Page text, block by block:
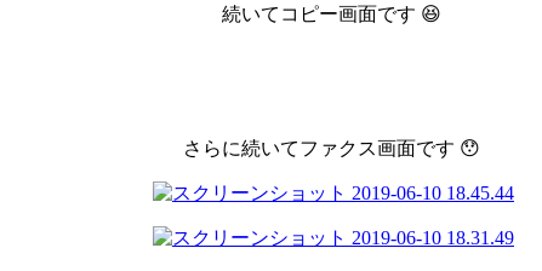
続いてコピー画面です 😆
さらに続いてファクス画面です 😯